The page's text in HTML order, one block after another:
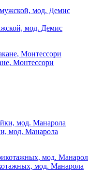
мод. Демис
Монтессори
мод. Манарола
мод. Манарола